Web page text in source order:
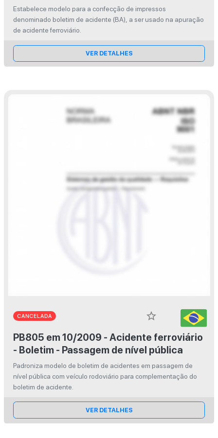
Estabelece modelo para a confecção de impressos
denominado boletim de acidente (BA), a ser usado na apuração
de acidente ferroviário.
VER DETALHES
CANCELADA
star_border
PB805 em 10/2009 - Acidente ferroviário
- Boletim - Passagem de nível pública
Padroniza modelo de boletim de acidentes em passagem de
nível pública com veículo rodoviário para complementação do
boletim de acidente.
VER DETALHES